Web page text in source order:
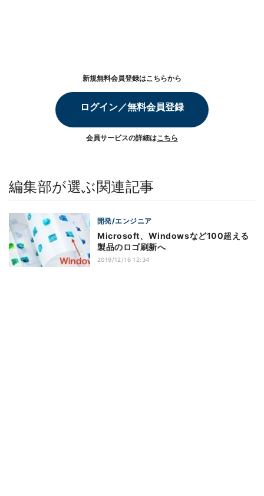
新規無料会員登録はこちらから
ログイン／無料会員登録
会員サービスの詳細はこちら
編集部が選ぶ関連記事
開発/エンジニア
Microsoft、Windowsなど100超える
製品のロゴ刷新へ
2019/12/16 12:34